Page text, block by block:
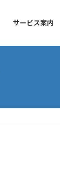
サービス案内